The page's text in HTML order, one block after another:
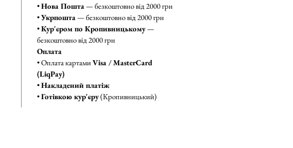
•Нова Пошта — безкоштовно від 2000 грн
•Укрпошта — безкоштовно від 2000 грн
•Кур'єром по Кропивницькому —
безкоштовно від 2000 грн
Оплата
• Оплата картамиVisa / MasterCard
(LiqPay)
•Накладений платіж
•Готівкою кур'єру(Кропивницький)